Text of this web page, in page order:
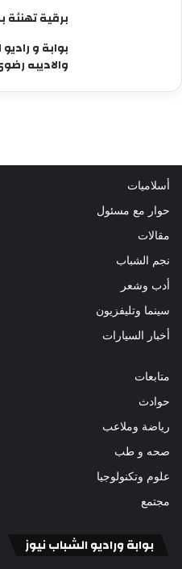
برقية
بوابة و
والاديبه
أسلاميات
حوار مع مسئول
مقالات
نجم الشباب
أدب وشعر
سينما وتليفزيون
أخبار السيارات
متابعات
حوادث
رياضة وملاعب
صحه و طب
علوم وتكنولوجيا
مجتمع
بوابة وراديو الشباب نيوز